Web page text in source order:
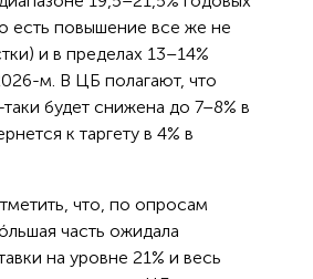
есть повышение все же не
и в пределах 13–14%
м. В ЦБ полагают, что
будет снижена до 7–8% в
к таргету в 4% в
что, по опросам
часть ожидала
на уровне 21% и весь